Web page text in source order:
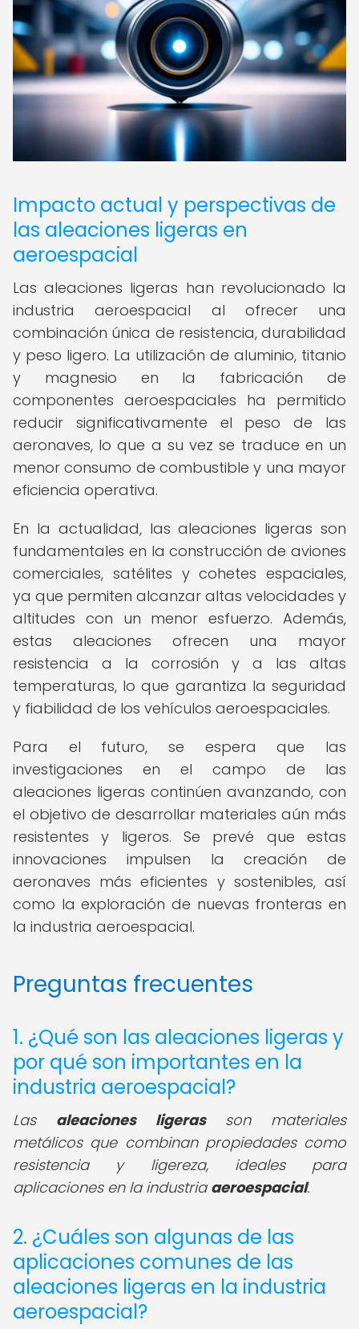
Impacto actual y perspectivas de
las aleaciones ligeras en
aeroespacial
Las aleaciones ligeras han revolucionado la
industria aeroespacial al ofrecer una
combinación única de resistencia, durabilidad
y peso ligero. La utilización de aluminio, titanio
y magnesio en la fabricación de
componentes aeroespaciales ha permitido
reducir significativamente el peso de las
aeronaves, lo que a su vez se traduce en un
menor consumo de combustible y una mayor
eficiencia operativa.
En la actualidad, las aleaciones ligeras son
fundamentales en la construcción de aviones
comerciales, satélites y cohetes espaciales,
ya que permiten alcanzar altas velocidades y
altitudes con un menor esfuerzo. Además,
estas aleaciones ofrecen una mayor
resistencia a la corrosión y a las altas
temperaturas, lo que garantiza la seguridad
y fiabilidad de los vehículos aeroespaciales.
Para el futuro, se espera que las
investigaciones en el campo de las
aleaciones ligeras continúen avanzando, con
el objetivo de desarrollar materiales aún más
resistentes y ligeros. Se prevé que estas
innovaciones impulsen la creación de
aeronaves más eficientes y sostenibles, así
como la exploración de nuevas fronteras en
la industria aeroespacial.
Preguntas frecuentes
1. ¿Qué son las aleaciones ligeras y
por qué son importantes en la
industria aeroespacial?
Las aleaciones ligerasson materiales
metálicos que combinan propiedades como
resistencia y ligereza, ideales para
aplicaciones en la industria aeroespacial.
2. ¿Cuáles son algunas de las
aplicaciones comunes de las
aleaciones ligeras en la industria
aeroespacial?